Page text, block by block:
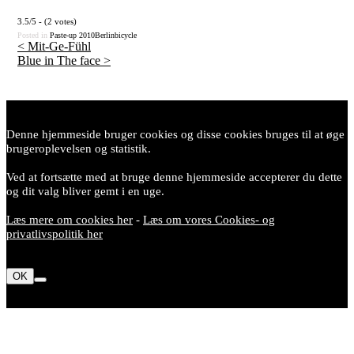
3.5/5 - (2 votes)
Posted in Paste-up 2010Berlinbicycle
Post
< Mit-Ge-Fühl
Blue in The face >
Denne hjemmeside bruger cookies og disse cookies bruges til at øge
brugeroplevelsen og statistik.
Ved at fortsætte med at bruge denne hjemmeside accepterer du dette
og dit valg bliver gemt i en uge.
Læs mere om cookies her - Læs om vores Cookies- og
privatlivspolitik her
OK